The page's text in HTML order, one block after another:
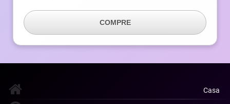
COMPRE
Casa